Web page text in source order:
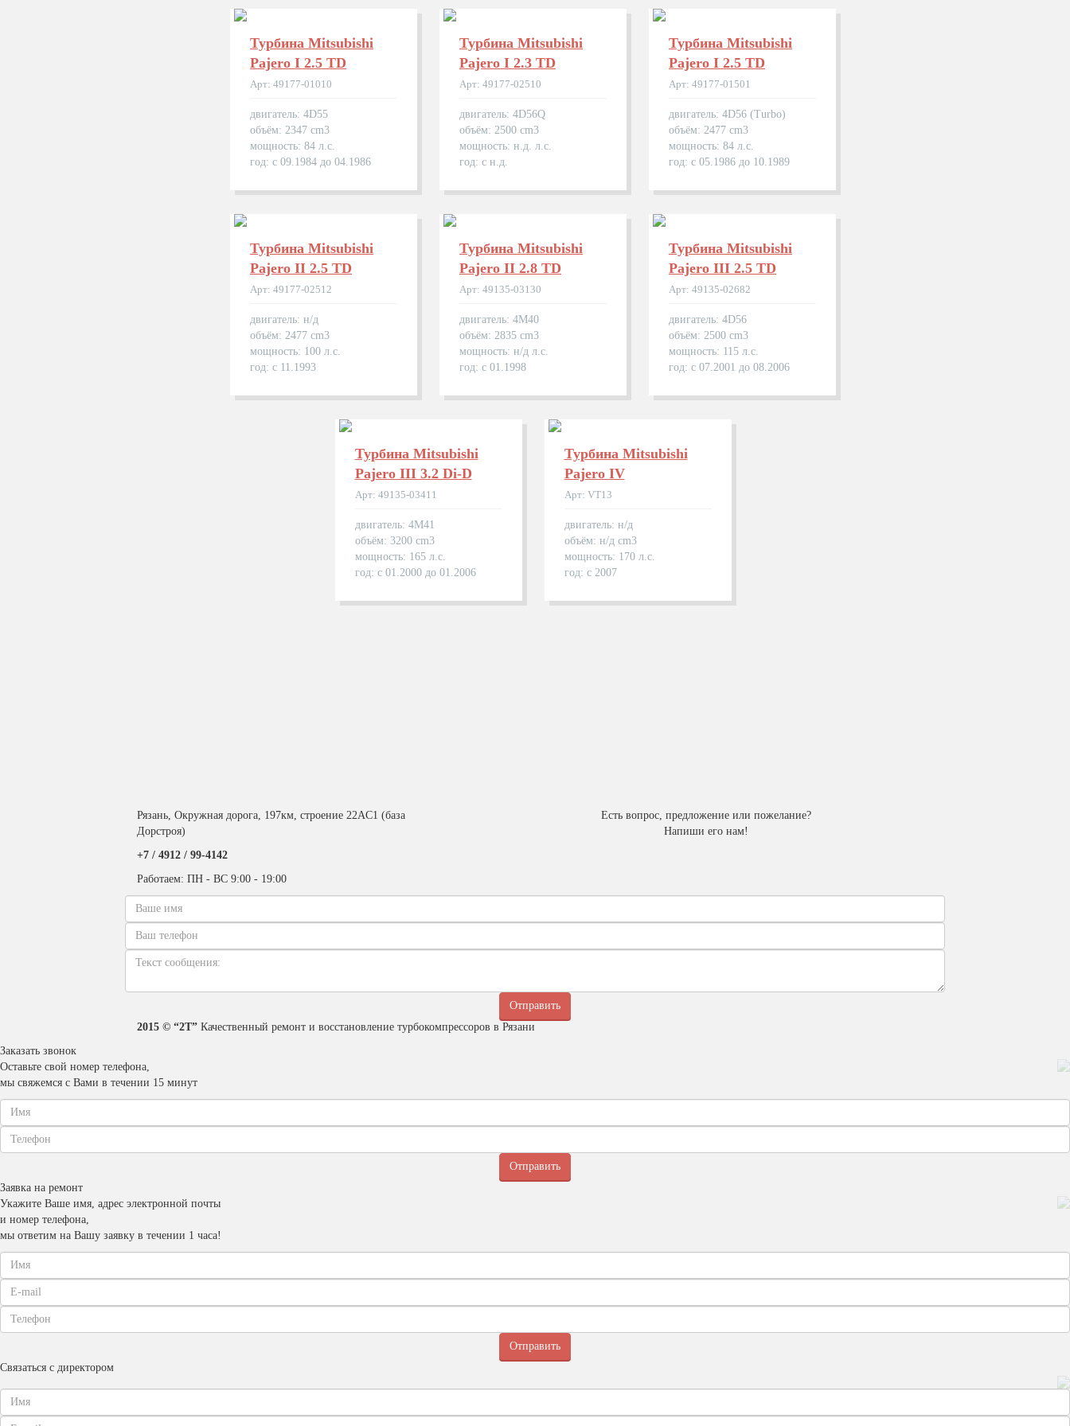
Турбина Mitsubishi
Pajero I 2.5 TD
Арт: 49177-01010
двигатель: 4D55
объём: 2347 cm3
мощность: 84 л.с.
год: с 09.1984 до 04.1986
Турбина Mitsubishi
Pajero I 2.3 TD
Арт: 49177-02510
двигатель: 4D56Q
объём: 2500 cm3
мощность: н.д. л.с.
год: с н.д.
Турбина Mitsubishi
Pajero I 2.5 TD
Арт: 49177-01501
двигатель: 4D56 (Turbo)
объём: 2477 cm3
мощность: 84 л.с.
год: с 05.1986 до 10.1989
Турбина Mitsubishi
Pajero II 2.5 TD
Арт: 49177-02512
двигатель: н/д
объём: 2477 cm3
мощность: 100 л.с.
год: с 11.1993
Турбина Mitsubishi
Pajero II 2.8 TD
Арт: 49135-03130
двигатель: 4M40
объём: 2835 cm3
мощность: н/д л.с.
год: с 01.1998
Турбина Mitsubishi
Pajero III 2.5 TD
Арт: 49135-02682
двигатель: 4D56
объём: 2500 cm3
мощность: 115 л.с.
год: с 07.2001 до 08.2006
Турбина Mitsubishi
Pajero III 3.2 Di-D
Арт: 49135-03411
двигатель: 4M41
объём: 3200 cm3
мощность: 165 л.с.
год: с 01.2000 до 01.2006
Турбина Mitsubishi
Pajero IV
Арт: VT13
двигатель: н/д
объём: н/д cm3
мощность: 170 л.с.
год: с 2007
Рязань, Окружная дорога, 197км, строение 22АC1 (база
Дорстроя)
+7 / 4912 / 99-4142
Работаем: ПН - ВС 9:00 - 19:00
Есть вопрос, предложение или пожелание?
Напиши его нам!
2015 © “2T” Качественный ремонт и восстановление турбокомпрессоров в Рязани
Заказать звонок
Оставьте свой номер телефона,
мы свяжемся с Вами в течении 15 минут
Заявка на ремонт
Укажите Ваше имя, адрес электронной почты
и номер телефона,
мы ответим на Вашу заявку в течении 1 часа!
Связаться с директором